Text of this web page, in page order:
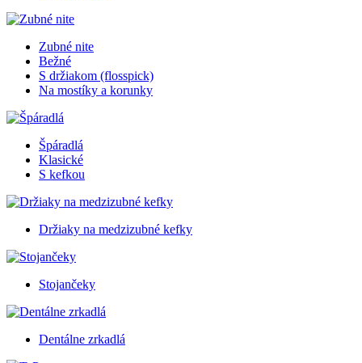
Zubné nite
Bežné
S držiakom (flosspick)
Na mostíky a korunky
Špáradlá
Klasické
S kefkou
Držiaky na medzizubné kefky
Stojančeky
Dentálne zrkadlá